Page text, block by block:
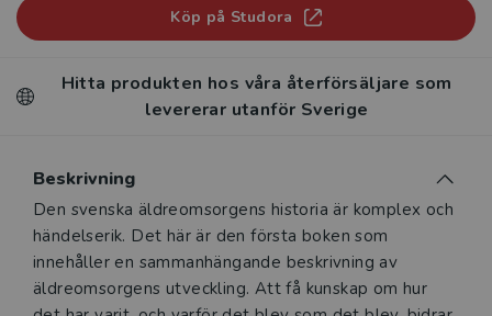
Köp på Studora
Hitta produkten hos våra återförsäljare som
levererar utanför Sverige
Beskrivning
Beskrivning
Den svenska äldreomsorgens historia är komplex och
händelserik. Det här är den första boken som
innehåller en sammanhängande beskrivning av
äldreomsorgens utveckling. Att få kunskap om hur